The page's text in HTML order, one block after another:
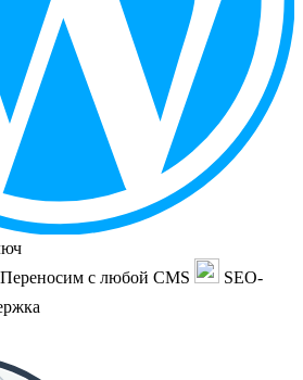
Переносим с любой CMS
SEO-